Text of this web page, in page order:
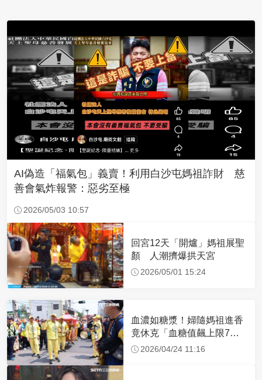
AI偽造「福氣包」義賣！利用白沙屯媽祖詐財 慈
善會氣炸報警：惡劣至極
2026/05/03 10:57
回宮12天「開爐」媽祖展聖
顏 人潮擠爆拱天宮
2026/05/01 15:24
血濃如糖漿！婦隨媽祖進香
竟休克「血糖值飆上限7
倍」 醫曝原因
2026/04/24 11:16